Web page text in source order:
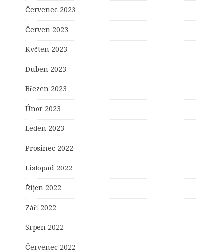
Červenec 2023
Červen 2023
Květen 2023
Duben 2023
Březen 2023
Únor 2023
Leden 2023
Prosinec 2022
Listopad 2022
Říjen 2022
Září 2022
Srpen 2022
Červenec 2022